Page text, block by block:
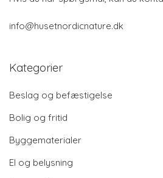
info@husetnordicnature.dk
Kategorier
Beslag og befæstigelse
Bolig og fritid
Byggematerialer
El og belysning